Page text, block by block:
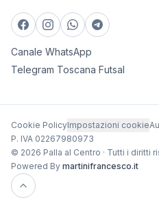
Canale WhatsApp
Telegram Toscana Futsal
Cookie PolicyImpostazioni cookie
P. IVA 02267980973
© 2026 Palla al Centro · Tutti i diritti
Powered By martinifrancesco.it